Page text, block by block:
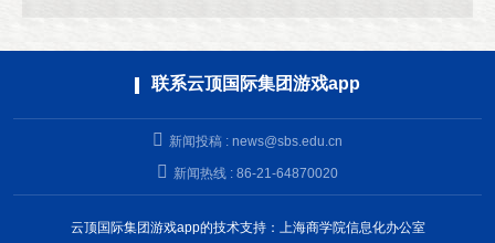
联系云顶国际集团游戏app
新闻投稿 : news@sbs.edu.cn
新闻热线 : 86-21-64870020
云顶国际集团游戏app的技术支持：上海商学院信息化办公室